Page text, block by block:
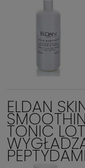
ELDAN
TONIC
PEPTYDAMI